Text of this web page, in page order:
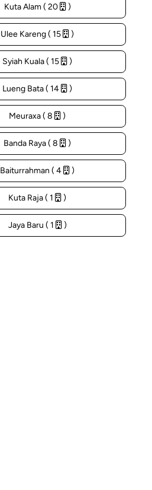
Kuta Alam ( 20 )
Ulee Kareng ( 15 )
Syiah Kuala ( 15 )
Lueng Bata ( 14 )
Meuraxa ( 8 )
Banda Raya ( 8 )
Baiturrahman ( 4 )
Kuta Raja ( 1 )
Jaya Baru ( 1 )